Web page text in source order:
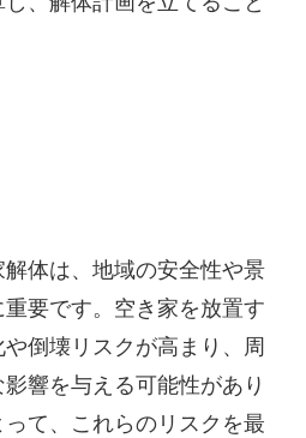
体は、地域の安全性や景
要です。空き家を放置す
倒壊リスクが高まり、周
響を与える可能性があり
て、これらのリスクを最